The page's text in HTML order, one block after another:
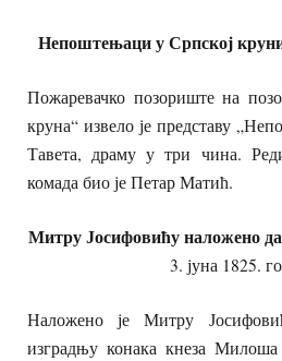
Непоштењаци у Српској
Пожаревачко позориште на
круна“ извело је представу
Тавета, драму у три чина.
комада био је Петар Матић.
Митру Јосифовићу наложено да
3. јуна 1825.
Наложено је Митру
изградњу конака кнеза